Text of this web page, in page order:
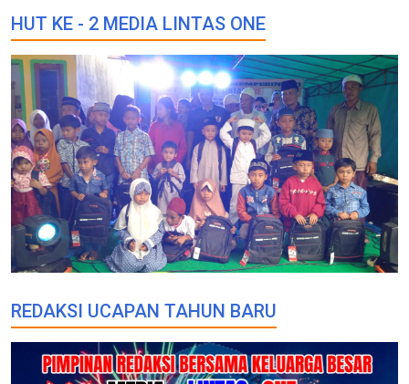
HUT KE - 2 MEDIA LINTAS ONE
REDAKSI UCAPAN TAHUN BARU